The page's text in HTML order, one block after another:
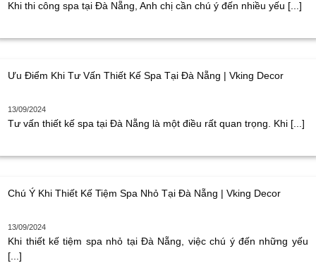
Khi thi công spa tại Đà Nẵng, Anh chị cần chú ý đến nhiều yếu [...]
Ưu Điểm Khi Tư Vấn Thiết Kế Spa Tại Đà Nẵng | Vking Decor
13/09/2024
Tư vấn thiết kế spa tại Đà Nẵng là một điều rất quan trọng. Khi [...]
Chú Ý Khi Thiết Kế Tiệm Spa Nhỏ Tại Đà Nẵng | Vking Decor
13/09/2024
Khi thiết kế tiệm spa nhỏ tại Đà Nẵng, việc chú ý đến những yếu
[...]